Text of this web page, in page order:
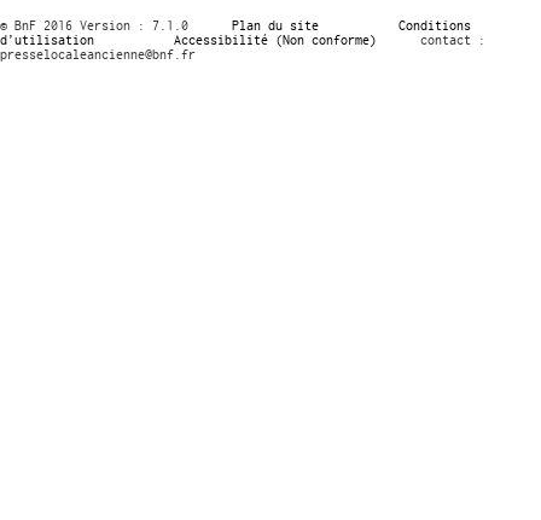
© BnF 2016 Version : 7.1.0 Plan du site
Conditions
d’utilisation
Accessibilité (Non conforme)
contact :
presselocaleancienne@bnf.fr